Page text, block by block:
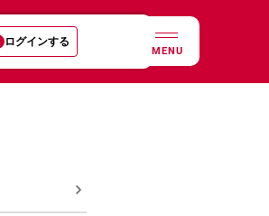
ログインする
MENU